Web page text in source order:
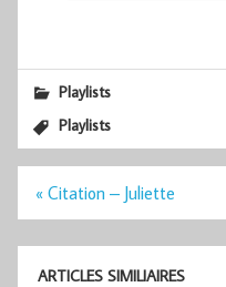
Playlists
Playlists
Navigation
« Citation – Juliette
ARTICLES SIMILIAIRES